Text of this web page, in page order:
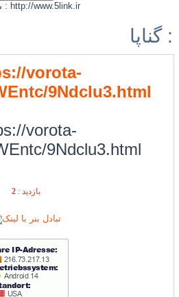
مثال : http://www.5link.ir
گناپا :
vorota-
9Ndclu3.html
vorota-
9Ndclu3.html
بازديد : 2